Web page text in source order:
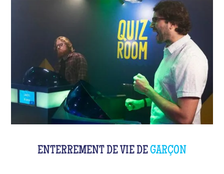
ENTERREMENT DE VIE DEGARÇON